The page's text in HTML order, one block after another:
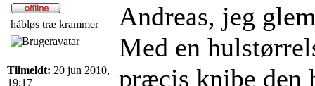
håbløs træ krammer
Tilmeldt: 20 jun 2010,
19:17
Andreas, jeg
Med en
præcis knibe den